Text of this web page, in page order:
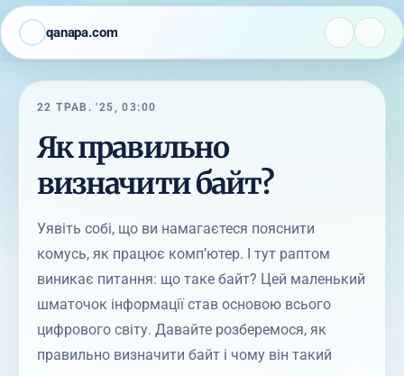
qanapa.com
22 ТРАВ. '25, 03:00
Як правильно
визначити байт?
Уявіть собі, що ви намагаєтеся пояснити
комусь, як працює комп’ютер. І тут раптом
виникає питання: що таке байт? Цей маленький
шматочок інформації став основою всього
цифрового світу. Давайте розберемося, як
правильно визначити байт і чому він такий